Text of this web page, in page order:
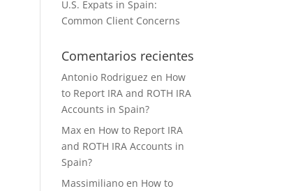
U.S. Expats in Spain:
Common Client Concerns
Comentarios recientes
Antonio Rodriguez en How
to Report IRA and ROTH IRA
Accounts in Spain?
Max en How to Report IRA
and ROTH IRA Accounts in
Spain?
Massimiliano en How to